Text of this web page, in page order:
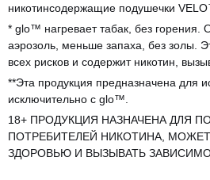
никотинсодержащие подушечки
* glo™ нагревает табак, без горения.
аэрозоль, меньше запаха, без золы.
всех рисков и содержит никотин,
**Эта продукция предназначена для
исключительно с glo™.
18+ ПРОДУКЦИЯ НАЗНАЧЕНА ДЛЯ
ПОТРЕБИТЕЛЕЙ НИКОТИНА,
ЗДОРОВЬЮ И ВЫЗЫВАТЬ